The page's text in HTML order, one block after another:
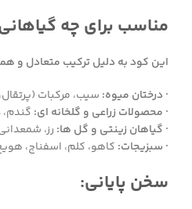
مناسب برای چه
این کود به دلیل ترکیب متعادل و
· درختان میوه: سیب، مرکبات (پرتقال،
· محصولات زراعی و گلخانه ای: گندم،
· گیاهان زینتی و گل ها: رز،
· سبزیجات: کاهو، کلم، اسفناج،
سخن پایانی: